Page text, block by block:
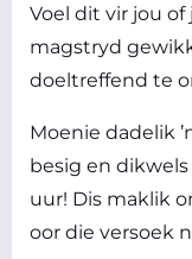
Voel dit vir jou of
magstryd
doeltreffend te
Moenie dadelik
besig en
uur! Dis maklik
oor die versoek